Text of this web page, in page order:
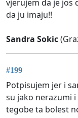
vjerujem da je jos
da ju imaju!!
Sandra Sokic
#199
Potpisujem jer i
su jako nerazumi
tegobe ta bolest